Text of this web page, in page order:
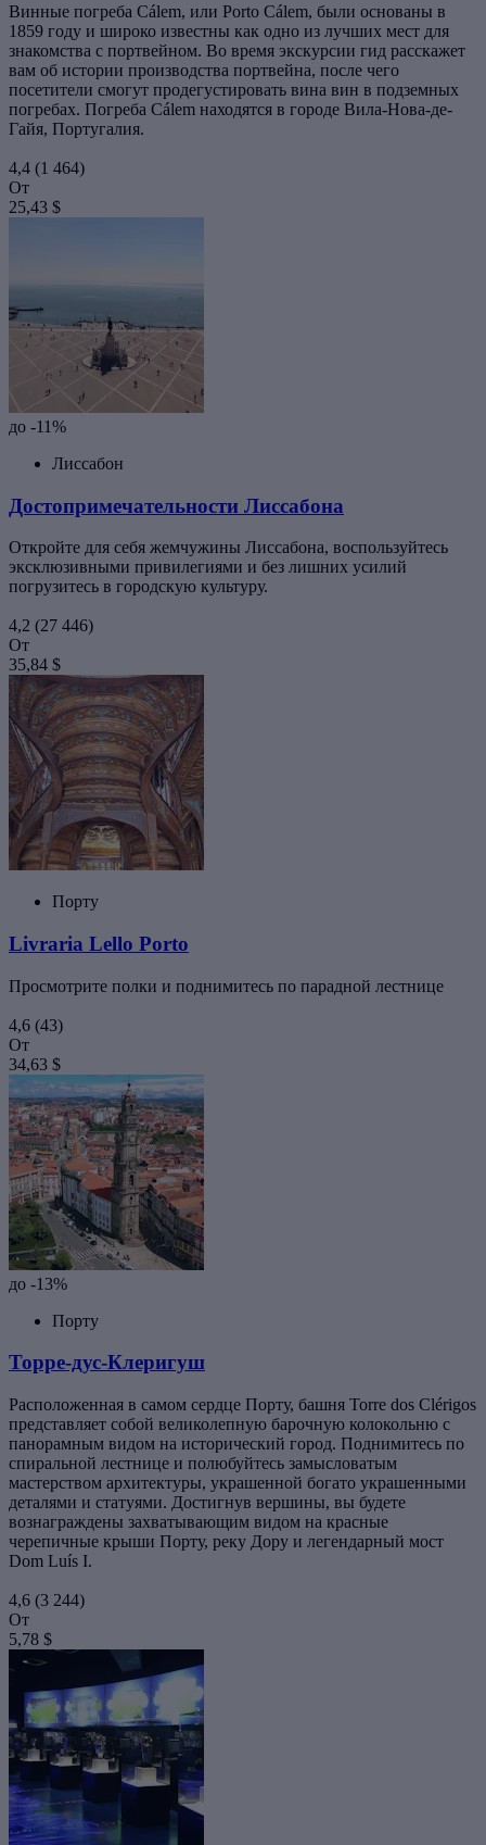
Винные погреба Cálem, или Porto Cálem, были основаны в
1859 году и широко известны как одно из лучших мест для
знакомства с портвейном. Во время экскурсии гид расскажет
вам об истории производства портвейна, после чего
посетители смогут продегустировать вина вин в подземных
погребах. Погреба Cálem находятся в городе Вила-Нова-де-
Гайя, Португалия.
4,4 (1 464)
От
25,43 $
до -11%
Лиссабон
Достопримечательности Лиссабона
Откройте для себя жемчужины Лиссабона, воспользуйтесь
эксклюзивными привилегиями и без лишних усилий
погрузитесь в городскую культуру.
4,2 (27 446)
От
35,84 $
Порту
Livraria Lello Porto
Просмотрите полки и поднимитесь по парадной лестнице
4,6 (43)
От
34,63 $
до -13%
Порту
Торре-дус-Клеригуш
Расположенная в самом сердце Порту, башня Torre dos Clérigos
представляет собой великолепную барочную колокольню с
панорамным видом на исторический город. Поднимитесь по
спиральной лестнице и полюбуйтесь замысловатым
мастерством архитектуры, украшенной богато украшенными
деталями и статуями. Достигнув вершины, вы будете
вознаграждены захватывающим видом на красные
черепичные крыши Порту, реку Дору и легендарный мост
Dom Luís I.
4,6 (3 244)
От
5,78 $